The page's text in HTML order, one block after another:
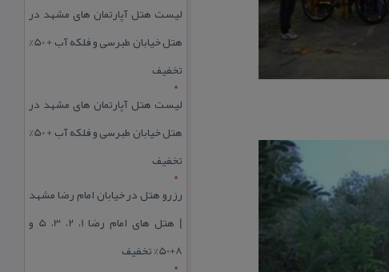
لیست هتل آپارتمان های مشهد در
هتل خیابان طبرسی و فلکه آب + 50%
تخفیف
لیست هتل آپارتمان های مشهد در
هتل خیابان طبرسی و فلکه آب + 50%
تخفیف
رزرو هتل در خیابان امام رضا مشهد
| هتل‌ های امام رضا 1، 2، 3، 5 و
8+50% تخفیف